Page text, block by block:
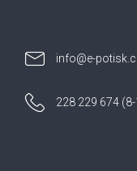
info@e-
228 229 674